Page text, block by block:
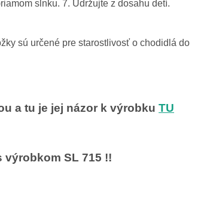
slnku. 7. Udržujte z dosahu detí.
sú určené pre starostlivosť o chodidlá do
a tu je jej názor k výrobku TU
SL 715 !!